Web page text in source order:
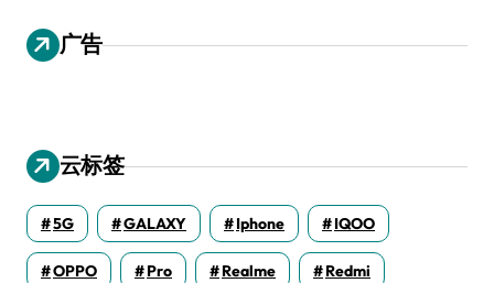
广告
云标签
5G GALAXY Iphone IQOO
OPPO Pro Realme Redmi